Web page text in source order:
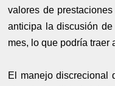
valores de
anticipa la discusión
mes, lo que podría traer
El manejo discrecional